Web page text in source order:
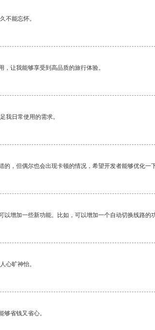
不能忘怀。
让我能够享受到高品质的旅行体验。
我日常使用的需求。
，但偶尔也会出现卡顿的情况，希望开发者能够优化一下
以增加一些新功能。比如，可以增加一个自动切换线路
心旷神怡。
够省钱又省心。